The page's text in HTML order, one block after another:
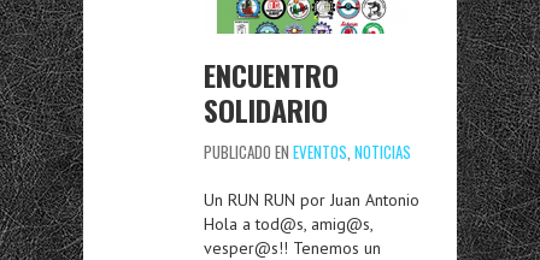
ENCUENTRO
SOLIDARIO
PUBLICADO EN EVENTOS, NOTICIAS
Un RUN RUN por Juan Antonio
Hola a tod@s, amig@s,
vesper@s!! Tenemos un